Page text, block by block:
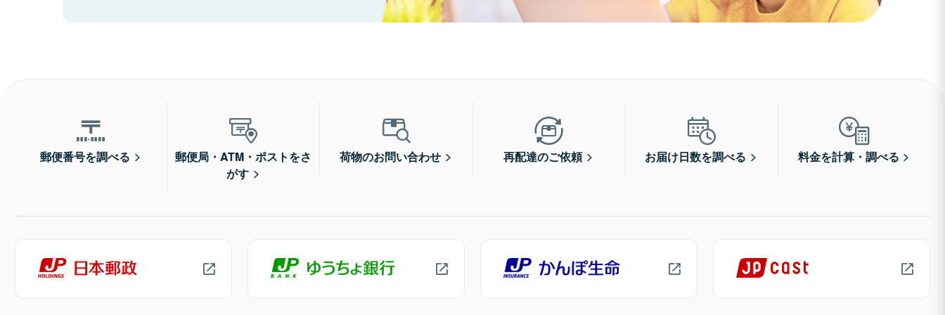
郵便番号を調べる
郵便局・ATM・ポストをさ
がす
荷物のお問い合わせ 再配達のご依頼 お届け日数を調べる 料金を計算・調べる